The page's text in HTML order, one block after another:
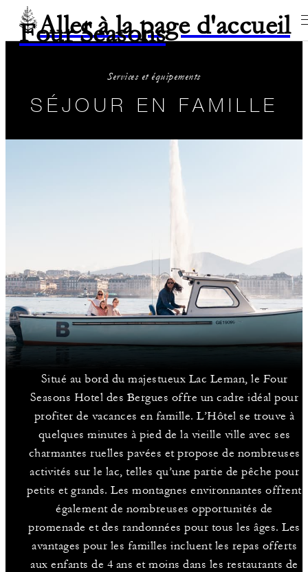
Aller à la page d'accueil
Four Seasons
Services et équipements
SÉJOUR EN FAMILLE
Situé au bord du majestueux Lac Leman, le Four
Seasons Hotel des Bergues offre un cadre idéal pour
profiter de vacances en famille. L’Hôtel se trouve à
quelques minutes à pied de la vieille ville avec ses
charmantes ruelles pavées et propose de nombreuses
activités sur le lac, telles qu’une partie de pêche pour
petits et grands. Les montagnes environnantes offrent
également de nombreuses opportunités de
promenade et des randonnées pour tous les âges. Les
avantages pour les familles incluent les repas offerts
aux enfants de 4 ans et moins dans les restaurants de